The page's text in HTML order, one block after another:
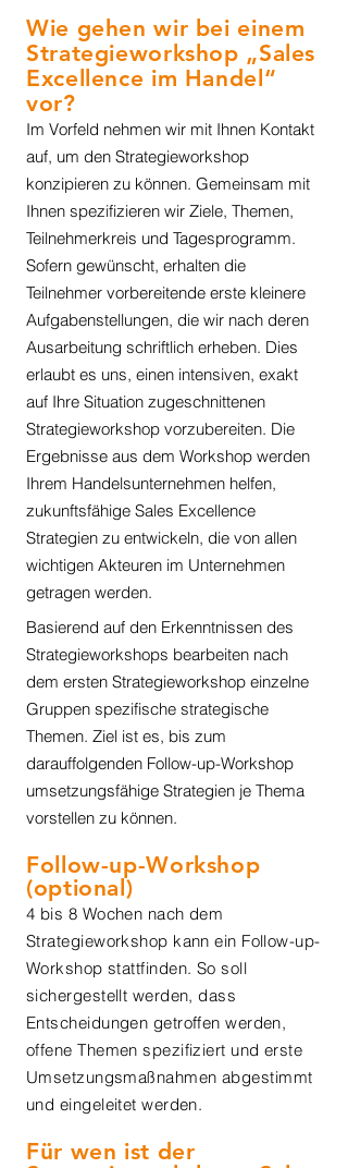
Wie gehen wir bei einem
Strategieworkshop „Sales
Excellence im Handel“
vor?
Im Vorfeld nehmen wir mit Ihnen Kontakt
auf, um den Strategieworkshop
konzipieren zu können. Gemeinsam mit
Ihnen spezifizieren wir Ziele, Themen,
Teilnehmerkreis und Tagesprogramm.
Sofern gewünscht, erhalten die
Teilnehmer vorbereitende erste kleinere
Aufgabenstellungen, die wir nach deren
Ausarbeitung schriftlich erheben. Dies
erlaubt es uns, einen intensiven, exakt
auf Ihre Situation zugeschnittenen
Strategieworkshop vorzubereiten. Die
Ergebnisse aus dem Workshop werden
Ihrem Handelsunternehmen helfen,
zukunftsfähige Sales Excellence
Strategien zu entwickeln, die von allen
wichtigen Akteuren im Unternehmen
getragen werden.
Basierend auf den Erkenntnissen des
Strategieworkshops bearbeiten nach
dem ersten Strategieworkshop einzelne
Gruppen spezifische strategische
Themen. Ziel ist es, bis zum
darauffolgenden Follow-up-Workshop
umsetzungsfähige Strategien je Thema
vorstellen zu können.
Follow-up-Workshop
(optional)
4 bis 8 Wochen nach dem
Strategieworkshop kann ein Follow-up-
Workshop stattfinden. So soll
sichergestellt werden, dass
Entscheidungen getroffen werden,
offene Themen spezifiziert und erste
Umsetzungsmaßnahmen abgestimmt
und eingeleitet werden.
Für wen ist der